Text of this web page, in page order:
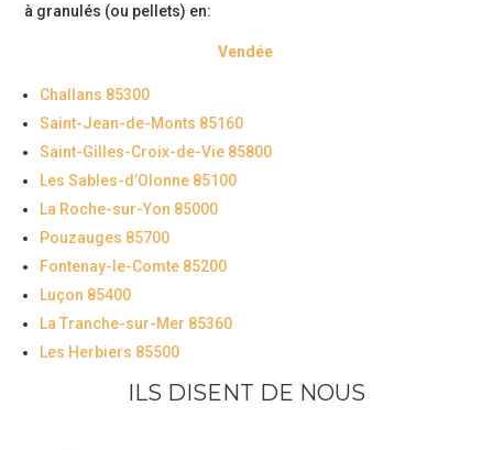
à granulés (ou pellets) en:
Vendée
Challans 85300
Saint-Jean-de-Monts 85160
Saint-Gilles-Croix-de-Vie 85800
Les Sables-d’Olonne 85100
La Roche-sur-Yon 85000
Pouzauges 85700
Fontenay-le-Comte 85200
Luçon 85400
La Tranche-sur-Mer 85360
Les Herbiers 85500
ILS DISENT DE NOUS